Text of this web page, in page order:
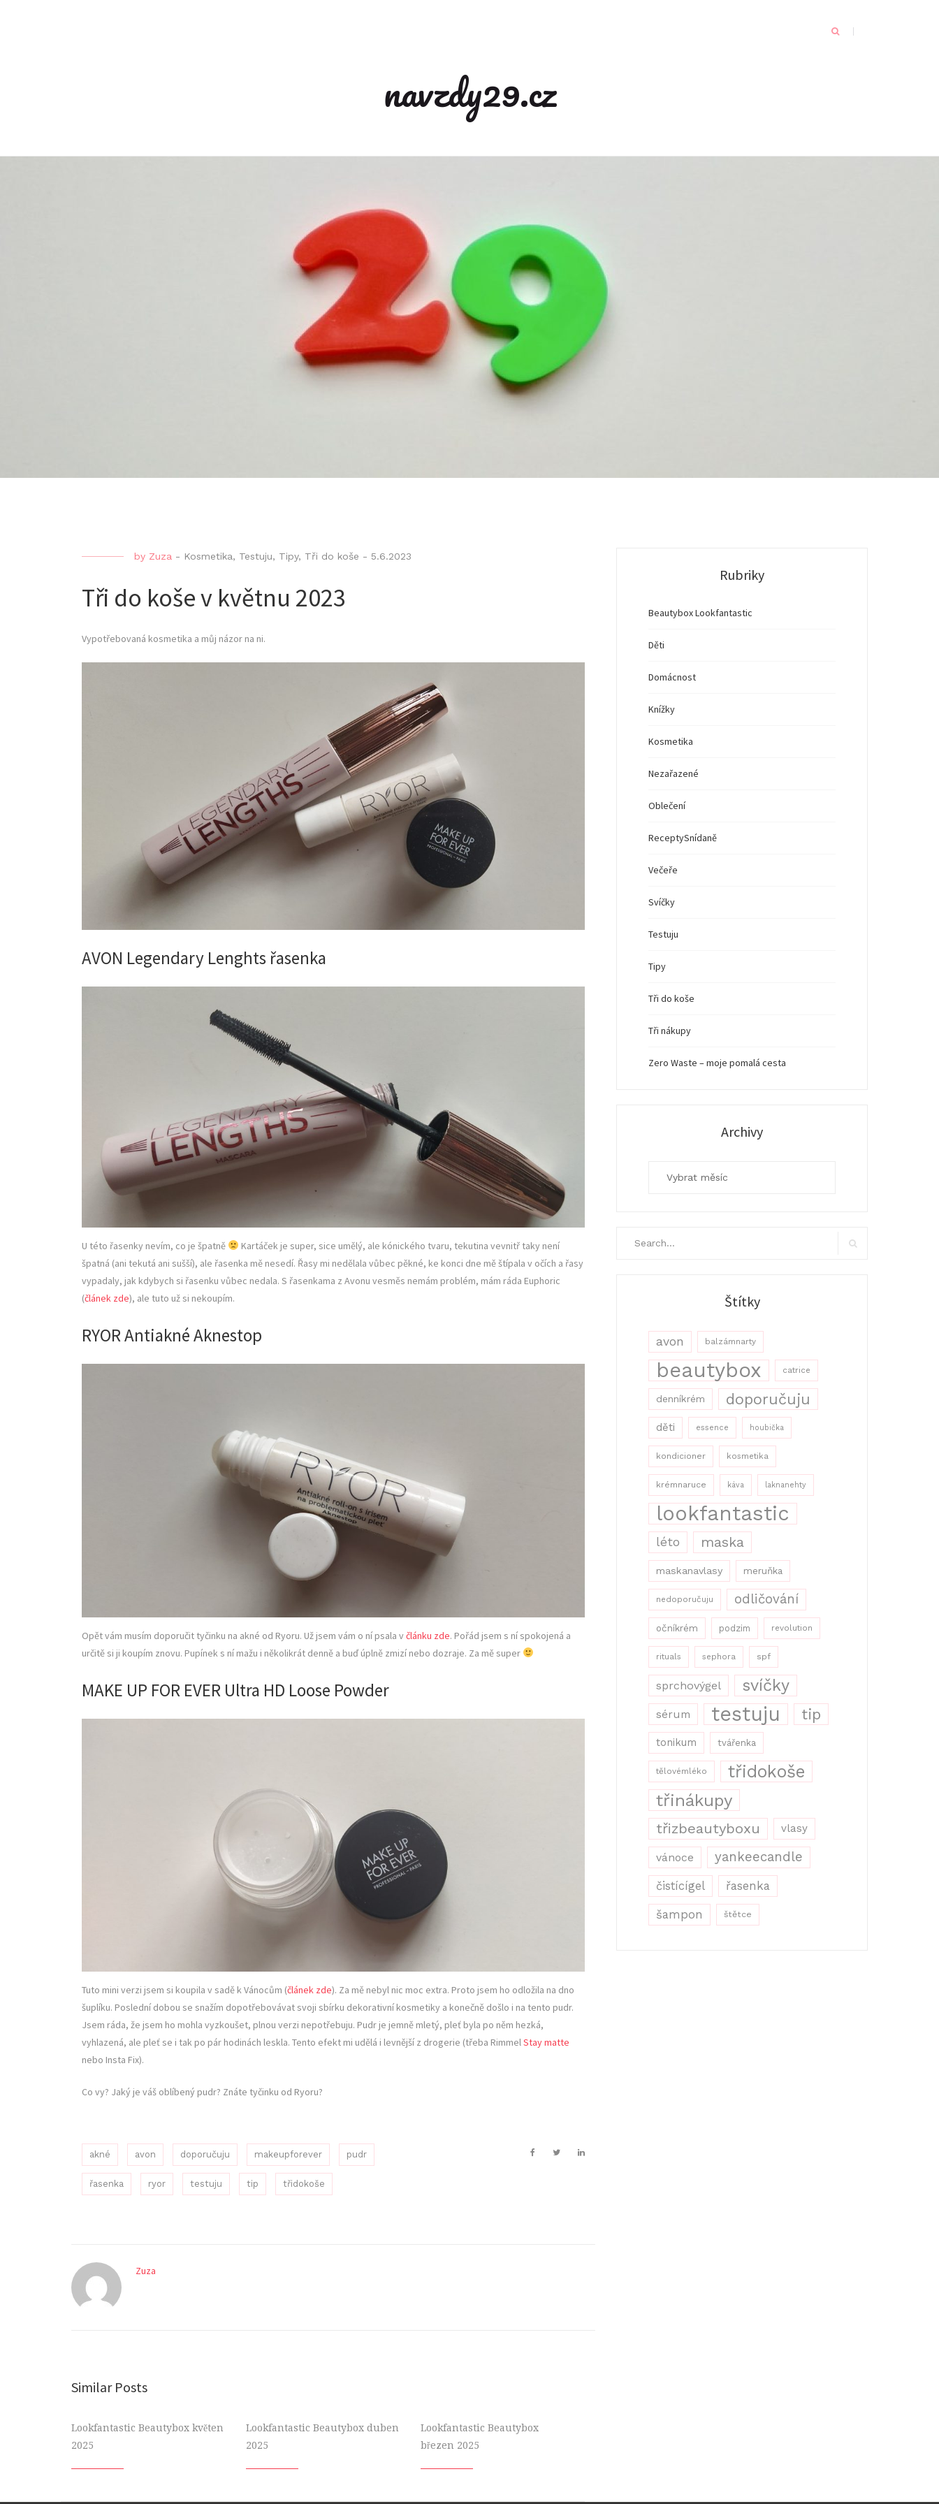
navzdy29.cz
by Zuza - Kosmetika, Testuju, Tipy, Tři do koše - 5.6.2023
Tři do koše v květnu 2023
Vypotřebovaná kosmetika a můj názor na ni.
AVON Legendary Lenghts řasenka
U této řasenky nevím, co je špatně
Kartáček je super, sice umělý, ale kónického tvaru, tekutina vevnitř taky není
špatná (ani tekutá ani sušší), ale řasenka mě nesedí. Řasy mi nedělala vůbec pěkné, ke konci dne mě štípala v očích a řasy
vypadaly, jak kdybych si řasenku vůbec nedala. S řasenkama z Avonu vesměs nemám problém, mám ráda Euphoric
(článek zde), ale tuto už si nekoupím.
RYOR Antiakné Aknestop
Opět vám musím doporučit tyčinku na akné od Ryoru. Už jsem vám o ní psala včlánku zde. Pořád jsem s ní spokojená a
určitě si ji koupím znovu. Pupínek s ní mažu i několikrát denně a buď úplně zmizí nebo dozraje. Za mě super
MAKE UP FOR EVER Ultra HD Loose Powder
Tuto mini verzi jsem si koupila v sadě k Vánocům (článek zde). Za mě nebyl nic moc extra. Proto jsem ho odložila na dno
šuplíku. Poslední dobou se snažím dopotřebovávat svoji sbírku dekorativní kosmetiky a konečně došlo i na tento pudr.
Jsem ráda, že jsem ho mohla vyzkoušet, plnou verzi nepotřebuju. Pudr je jemně mletý, pleť byla po něm hezká,
vyhlazená, ale pleť se i tak po pár hodinách leskla. Tento efekt mi udělá i levnější z drogerie (třeba RimmelStay matte
nebo Insta Fix).
Co vy? Jaký je váš oblíbený pudr? Znáte tyčinku od Ryoru?
akné avon doporučuju makeupforever pudr
řasenka ryor testuju tip třidokoše
Zuza
Similar Posts
Lookfantastic Beautybox květen
2025
Lookfantastic Beautybox duben
2025
Lookfantastic Beautybox
březen 2025
Rubriky
Beautybox Lookfantastic
Děti
Domácnost
Knížky
Kosmetika
Nezařazené
Oblečení
ReceptySnídaně
Večeře
Svíčky
Testuju
Tipy
Tři do koše
Tři nákupy
Zero Waste – moje pomalá cesta
Archivy
Štítky
avon balzámnarty
beautybox catrice
denníkrém doporučuju
děti essence houbička
kondicioner kosmetika
krémnaruce káva laknanehty
lookfantastic
léto maska
maskanavlasy meruňka
nedoporučuju odličování
očníkrém podzim revolution
rituals sephora spf
sprchovýgel svíčky
sérum testuju tip
tonikum tvářenka
tělovémléko
třidokoše
třinákupy
třizbeautyboxu vlasy
vánoce yankeecandle
čistícígel řasenka
šampon štětce